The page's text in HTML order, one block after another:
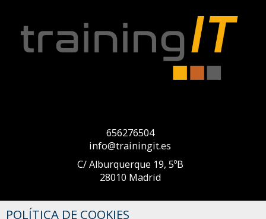
656276504
info@trainingit.es
C/ Alburquerque 19, 5ºB
28010 Madrid
POLÍTICA DE COOKIES